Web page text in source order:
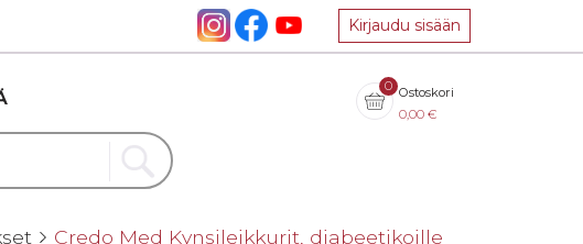
Kirjaudu sisään
0 Ostoskori
0,00 €
Credo Med Kynsileikkurit, diabeetikoille